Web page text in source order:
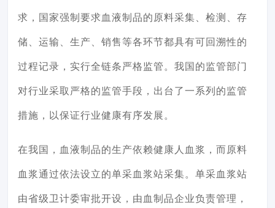
求，国家强制要求血液制品的原料采集、检测、存
储、运输、生产、销售等各环节都具有可回溯性的
过程记录，实行全链条严格监管。我国的监管部门
对行业采取严格的监管手段，出台了一系列的监管
措施，以保证行业健康有序发展。
在我国，血液制品的生产依赖健康人血浆，而原料
血浆通过依法设立的单采血浆站采集。单采血浆站
由省级卫计委审批开设，由血制品企业负责管理，